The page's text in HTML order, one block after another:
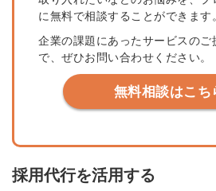
に無料で相談することができます。
企業の課題にあったサービスのご
で、ぜひお問い合わせください。
無料相談はこち
採用代行を活用する